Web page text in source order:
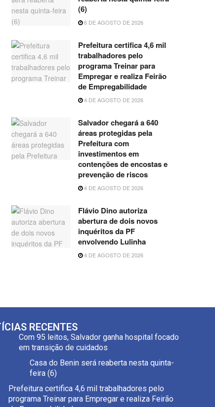
(6)
6 DE AGOSTO DE 2026
Prefeitura certifica 4,6 mil
trabalhadores pelo
programa Treinar para
Empregar e realiza Feirão
de Empregabilidade
4 DE AGOSTO DE 2026
Salvador chegará a 640
áreas protegidas pela
Prefeitura com
investimentos em
contenções de encostas e
prevenção de riscos
4 DE AGOSTO DE 2026
Flávio Dino autoriza
abertura de dois novos
inquéritos da PF
envolvendo Lulinha
4 DE AGOSTO DE 2026
RECENTES
Com 95 leitos, Salvador ganha hospital focado
em transição de cuidados
Casa do Benin será reaberta nesta quinta-
feira (6)
Prefeitura certifica 4,6 mil trabalhadores pelo
programa Treinar para Empregar e realiza Feirão